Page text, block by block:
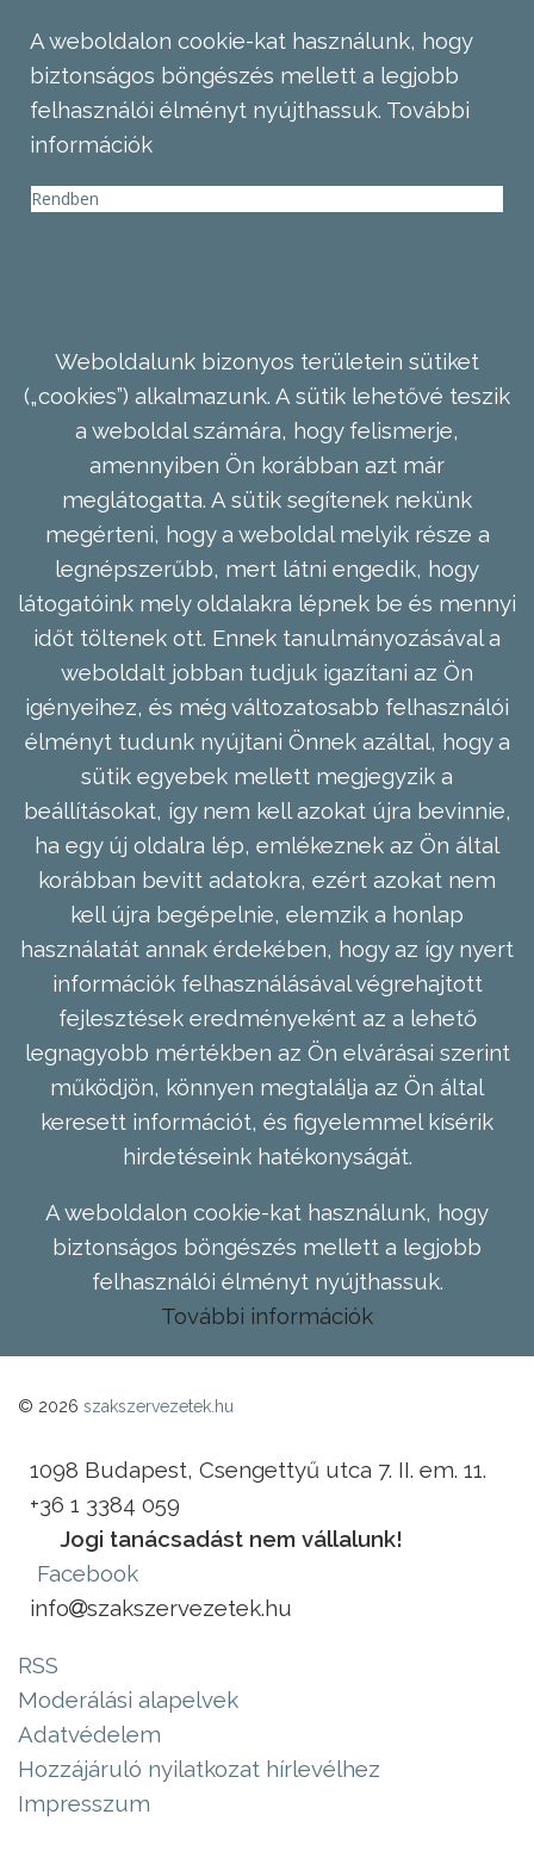
A weboldalon cookie-kat használunk, hogy
biztonságos böngészés mellett a legjobb
felhasználói élményt nyújthassuk. További
információk
Rendben
Weboldalunk bizonyos területein sütiket
(„cookies”) alkalmazunk. A sütik lehetővé teszik
a weboldal számára, hogy felismerje,
amennyiben Ön korábban azt már
meglátogatta. A sütik segítenek nekünk
megérteni, hogy a weboldal melyik része a
legnépszerűbb, mert látni engedik, hogy
látogatóink mely oldalakra lépnek be és mennyi
időt töltenek ott. Ennek tanulmányozásával a
weboldalt jobban tudjuk igazítani az Ön
igényeihez, és még változatosabb felhasználói
élményt tudunk nyújtani Önnek azáltal, hogy a
sütik egyebek mellett megjegyzik a
beállításokat, így nem kell azokat újra bevinnie,
ha egy új oldalra lép, emlékeznek az Ön által
korábban bevitt adatokra, ezért azokat nem
kell újra begépelnie, elemzik a honlap
használatát annak érdekében, hogy az így nyert
információk felhasználásával végrehajtott
fejlesztések eredményeként az a lehető
legnagyobb mértékben az Ön elvárásai szerint
működjön, könnyen megtalálja az Ön által
keresett információt, és figyelemmel kísérik
hirdetéseink hatékonyságát.
A weboldalon cookie-kat használunk, hogy
biztonságos böngészés mellett a legjobb
felhasználói élményt nyújthassuk.
További információk
© 2026 szakszervezetek.hu
1098 Budapest, Csengettyű utca 7. II. em. 11.
+36 1 3384 059
Jogi tanácsadást nem vállalunk!
Facebook
info
szakszervezetek.hu
RSS
Moderálási alapelvek
Adatvédelem
Hozzájáruló nyilatkozat hírlevélhez
Impresszum